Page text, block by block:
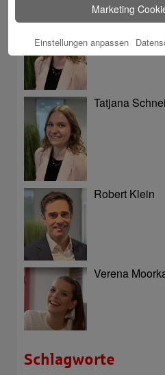
Tatjana
Tatjana
Robert Klein
Verena
Schlagworte
Marketing
Einstellungen anpassen